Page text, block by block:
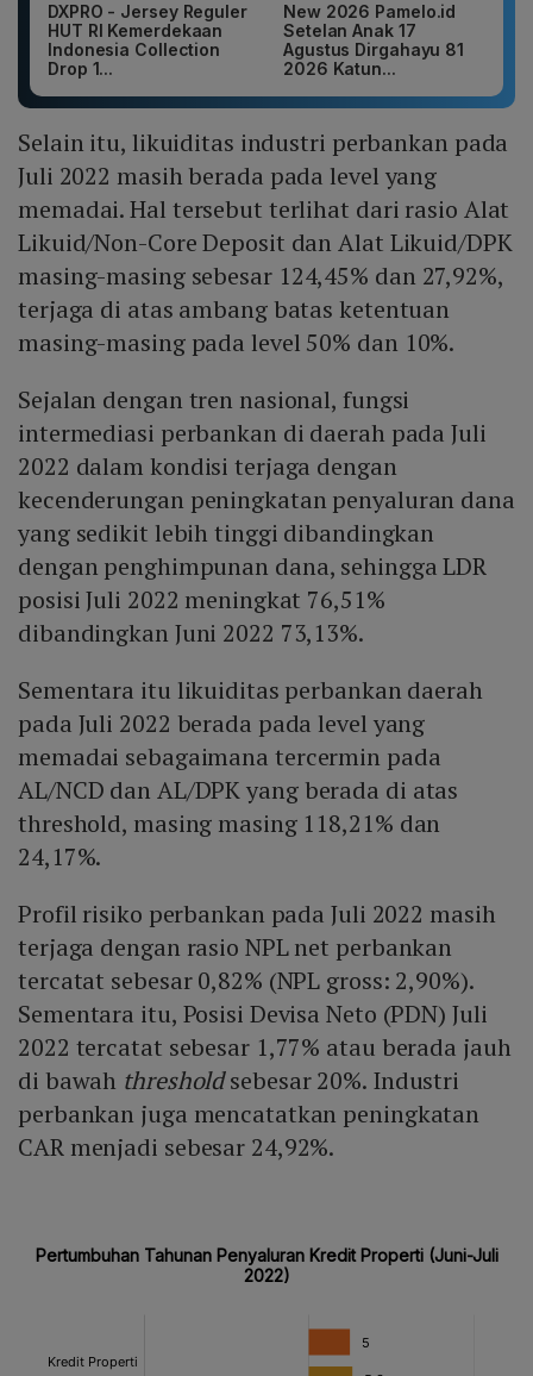
DXPRO - Jersey Reguler
HUT RI Kemerdekaan
Indonesia Collection
Drop 1...
New 2026 Pamelo.id
Setelan Anak 17
Agustus Dirgahayu 81
2026 Katun...
Selain itu, likuiditas industri perbankan pada
Juli 2022 masih berada pada level yang
memadai. Hal tersebut terlihat dari rasio Alat
Likuid/Non-Core Deposit dan Alat Likuid/DPK
masing-masing sebesar 124,45% dan 27,92%,
terjaga di atas ambang batas ketentuan
masing-masing pada level 50% dan 10%.
Sejalan dengan tren nasional, fungsi
intermediasi perbankan di daerah pada Juli
2022 dalam kondisi terjaga dengan
kecenderungan peningkatan penyaluran dana
yang sedikit lebih tinggi dibandingkan
dengan penghimpunan dana, sehingga LDR
posisi Juli 2022 meningkat 76,51%
dibandingkan Juni 2022 73,13%.
Sementara itu likuiditas perbankan daerah
pada Juli 2022 berada pada level yang
memadai sebagaimana tercermin pada
AL/NCD dan AL/DPK yang berada di atas
threshold, masing masing 118,21% dan
24,17%.
Profil risiko perbankan pada Juli 2022 masih
terjaga dengan rasio NPL net perbankan
tercatat sebesar 0,82% (NPL gross: 2,90%).
Sementara itu, Posisi Devisa Neto (PDN) Juli
2022 tercatat sebesar 1,77% atau berada jauh
di bawah thresholdsebesar 20%. Industri
perbankan juga mencatatkan peningkatan
CAR menjadi sebesar 24,92%.